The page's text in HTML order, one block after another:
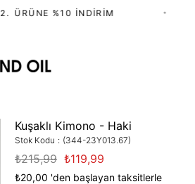
⁠ÜRÜNE %10 İNDIRIM
Kuşaklı Kimono - Haki
Stok Kodu (344-23Y013.67)
₺215,99 ₺119,99
₺20,00 'den başlayan taksitlerle